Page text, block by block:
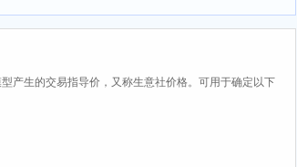
产生的交易指导价，又称生意社价格。可用于确定以下